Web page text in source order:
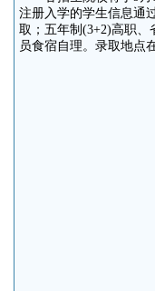
注册入学的学生信息通
取；五年制(3+2)高职、
员食宿自理。录取地点